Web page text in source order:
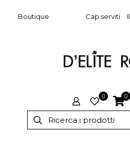
Boutique Cap serviti
0 0